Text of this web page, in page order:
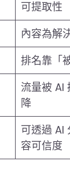
可提取性
內容為解
排名靠「
流量被 AI
降
可透過 AI
容可信度